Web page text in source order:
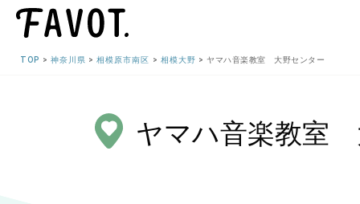
TOP 神奈川県 相模原市南区 相模大野 ヤマハ音楽教室 大野センター
ヤマハ音楽教室